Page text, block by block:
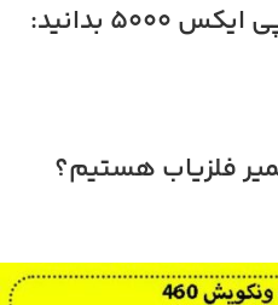
قبل از خرید فلزیاب جی پی ایکس 5000 بدانید:
فلزیاب هستیم؟